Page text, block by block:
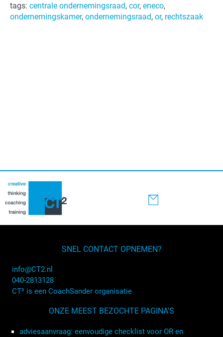
tags: centrale ondernemingsraad, cor, eneco,
ondernemingskamer, ondernemingsraad, or, rechtszaak
SNEL CONTACT OPNEMEN?
info@CT2.nl
040-2813128
CT² is een CoachSander organisatie
ONZE MEEST BEZOCHTE PAGINA'S
adviesaanvraag: eenvoudige checklist voor OR en